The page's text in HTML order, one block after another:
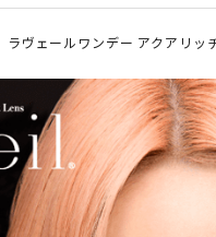
ラヴェールワンデー アクアリッ